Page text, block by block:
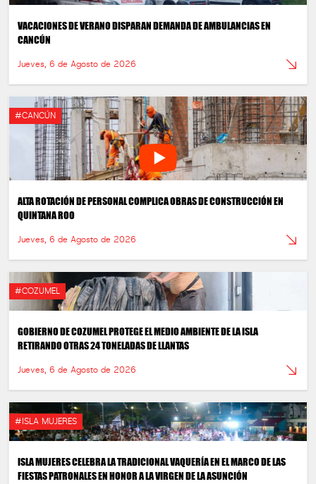
VACACIONES DE VERANO DISPARAN DEMANDA DE AMBULANCIAS EN
CANCÚN
Jueves, 6 de Agosto de 2026
#CANCÚN
ALTA ROTACIÓN DE PERSONAL COMPLICA OBRAS DE CONSTRUCCIÓN EN
QUINTANA ROO
Jueves, 6 de Agosto de 2026
#COZUMEL
GOBIERNO DE COZUMEL PROTEGE EL MEDIO AMBIENTE DE LA ISLA
RETIRANDO OTRAS 24 TONELADAS DE LLANTAS
Jueves, 6 de Agosto de 2026
#ISLA MUJERES
ISLA MUJERES CELEBRA LA TRADICIONAL VAQUERÍA EN EL MARCO DE LAS
FIESTAS PATRONALES EN HONOR A LA VIRGEN DE LA ASUNCIÓN